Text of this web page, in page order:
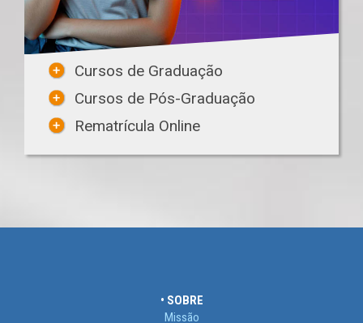
Cursos de Graduação
Cursos de Pós-Graduação
Rematrícula Online
• SOBRE
Missão